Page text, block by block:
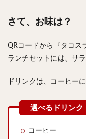
さて、お味は？
QRコードから『タコス
ランチセットには、サ
ドリンクは、コーヒー
コーヒー